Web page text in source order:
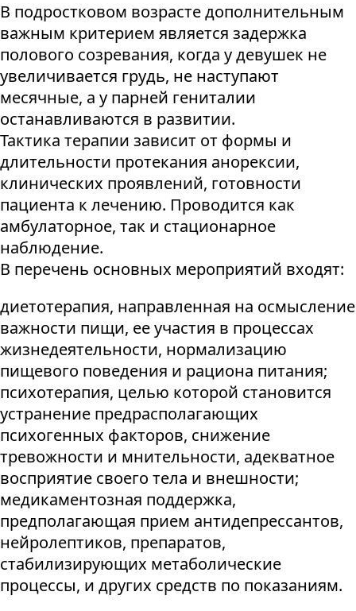
В подростковом возрасте дополнительным
важным критерием является задержка
полового созревания, когда у девушек не
увеличивается грудь, не наступают
месячные, а у парней гениталии
останавливаются в развитии.
Тактика терапии зависит от формы и
длительности протекания анорексии,
клинических проявлений, готовности
пациента к лечению. Проводится как
амбулаторное, так и стационарное
наблюдение.
В перечень основных мероприятий входят:
диетотерапия, направленная на осмысление
важности пищи, ее участия в процессах
жизнедеятельности, нормализацию
пищевого поведения и рациона питания;
психотерапия, целью которой становится
устранение предрасполагающих
психогенных факторов, снижение
тревожности и мнительности, адекватное
восприятие своего тела и внешности;
медикаментозная поддержка,
предполагающая прием антидепрессантов,
нейролептиков, препаратов,
стабилизирующих метаболические
процессы, и других средств по показаниям.